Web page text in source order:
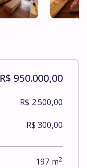
R$ 950.000,00
R$ 2.500,00
R$ 300,00
197 m2